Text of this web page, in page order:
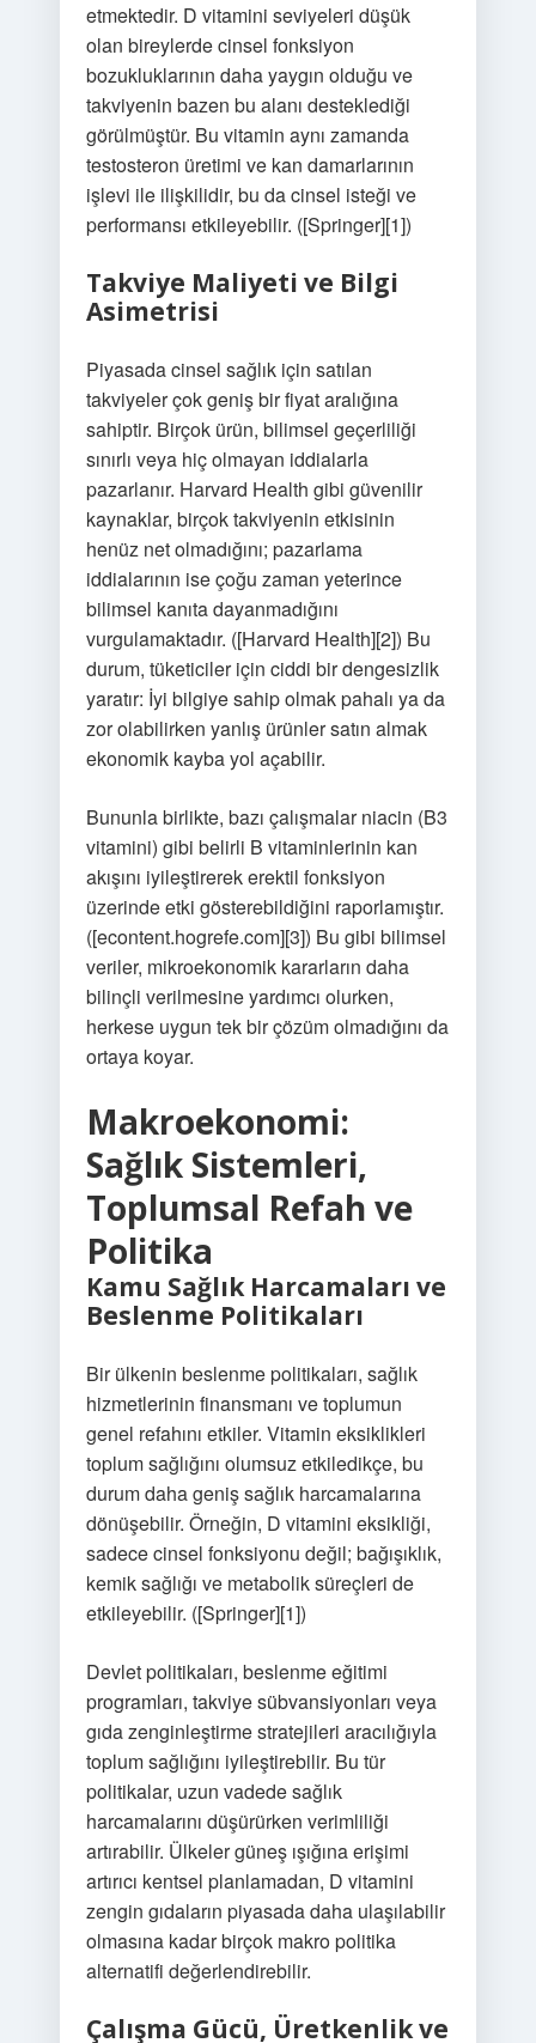
etmektedir. D vitamini seviyeleri düşük
olan bireylerde cinsel fonksiyon
bozukluklarının daha yaygın olduğu ve
takviyenin bazen bu alanı desteklediği
görülmüştür. Bu vitamin aynı zamanda
testosteron üretimi ve kan damarlarının
işlevi ile ilişkilidir, bu da cinsel isteği ve
performansı etkileyebilir. ([Springer][1])
Takviye Maliyeti ve Bilgi
Asimetrisi
Piyasada cinsel sağlık için satılan
takviyeler çok geniş bir fiyat aralığına
sahiptir. Birçok ürün, bilimsel geçerliliği
sınırlı veya hiç olmayan iddialarla
pazarlanır. Harvard Health gibi güvenilir
kaynaklar, birçok takviyenin etkisinin
henüz net olmadığını; pazarlama
iddialarının ise çoğu zaman yeterince
bilimsel kanıta dayanmadığını
vurgulamaktadır. ([Harvard Health][2]) Bu
durum, tüketiciler için ciddi birdengesizlik
yaratır: İyi bilgiye sahip olmak pahalı ya da
zor olabilirken yanlış ürünler satın almak
ekonomik kayba yol açabilir.
Bununla birlikte, bazı çalışmalar niacin (B3
vitamini) gibi belirli B vitaminlerinin kan
akışını iyileştirerek erektil fonksiyon
üzerinde etki gösterebildiğini raporlamıştır.
([econtent.hogrefe.com][3]) Bu gibi bilimsel
veriler, mikroekonomik kararların daha
bilinçli verilmesine yardımcı olurken,
herkese uygun tek bir çözüm olmadığını da
ortaya koyar.
Makroekonomi:
Sağlık Sistemleri,
Toplumsal Refah ve
Politika
Kamu Sağlık Harcamaları ve
Beslenme Politikaları
Bir ülkenin beslenme politikaları, sağlık
hizmetlerinin finansmanı ve toplumun
genel refahını etkiler. Vitamin eksiklikleri
toplum sağlığını olumsuz etkiledikçe, bu
durum daha geniş sağlık harcamalarına
dönüşebilir. Örneğin, D vitamini eksikliği,
sadece cinsel fonksiyonu değil; bağışıklık,
kemik sağlığı ve metabolik süreçleri de
etkileyebilir. ([Springer][1])
Devlet politikaları, beslenme eğitimi
programları, takviye sübvansiyonları veya
gıda zenginleştirme stratejileri aracılığıyla
toplum sağlığını iyileştirebilir. Bu tür
politikalar, uzun vadede sağlık
harcamalarını düşürürken verimliliği
artırabilir. Ülkeler güneş ışığına erişimi
artırıcı kentsel planlamadan, D vitamini
zengin gıdaların piyasada daha ulaşılabilir
olmasına kadar birçok makro politika
alternatifi değerlendirebilir.
Çalışma Gücü, Üretkenlik ve